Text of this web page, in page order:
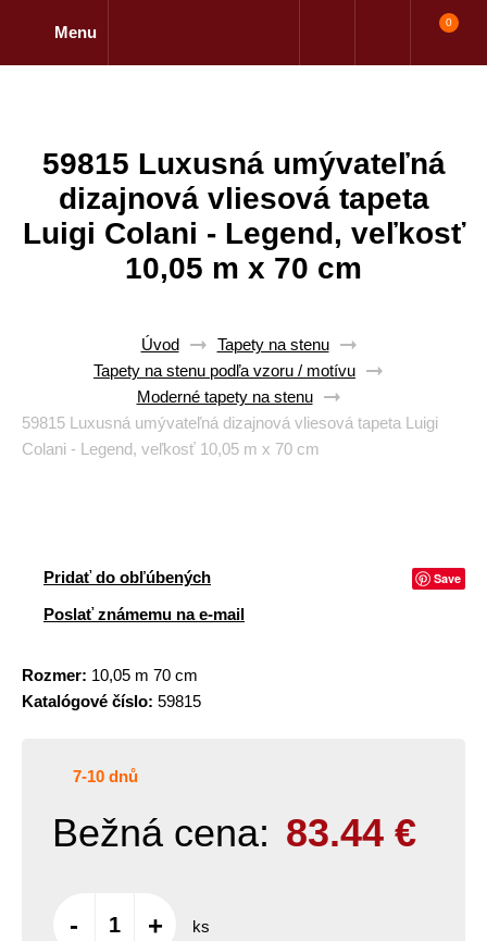
Menu
0
59815 Luxusná umývateľná
dizajnová vliesová tapeta
Luigi Colani - Legend, veľkosť
10,05 m x 70 cm
Úvod
Tapety na stenu
Tapety na stenu podľa vzoru / motívu
Moderné tapety na stenu
59815 Luxusná umývateľná dizajnová vliesová tapeta Luigi
Colani - Legend, veľkosť 10,05 m x 70 cm
Pridať do obľúbených Save
Poslať známemu na e-mail
Rozmer: 10,05 m 70 cm
Katalógové číslo: 59815
7-10 dnů
Bežná cena: 83.44 €
- + ks